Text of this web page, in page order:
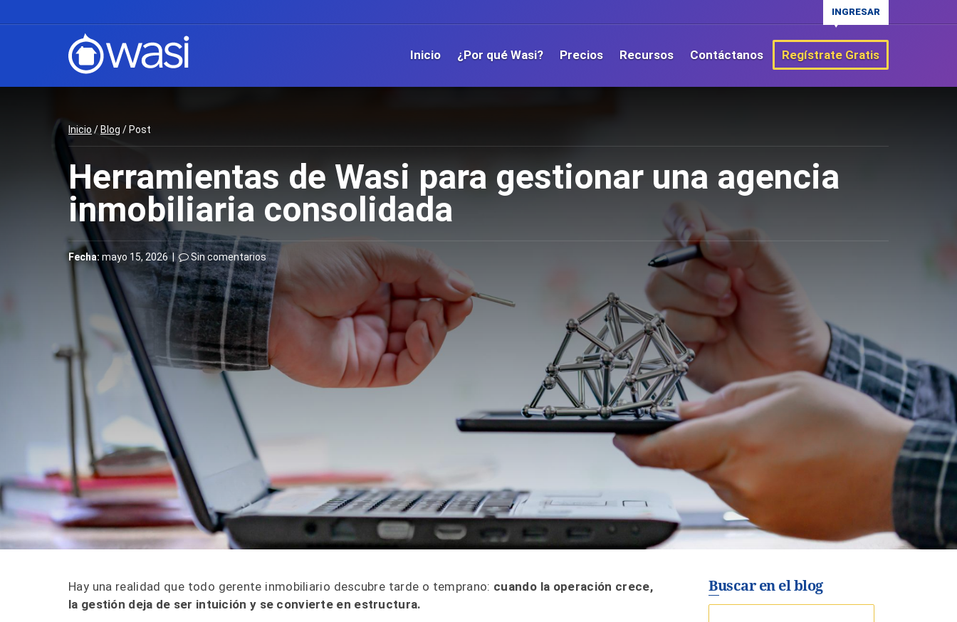
INGRESAR
Inicio ¿Por qué Wasi? Precios Recursos Contáctanos Regístrate Gratis
Inicio / Blog / Post
Herramientas de Wasi para gestionar una agencia
inmobiliaria consolidada
Fecha: mayo 15, 2026 | Sin comentarios
Hay una realidad que todo gerente inmobiliario descubre tarde o temprano: cuando la operación crece,
la gestión deja de ser intuición y se convierte en estructura.
Buscar en el blog